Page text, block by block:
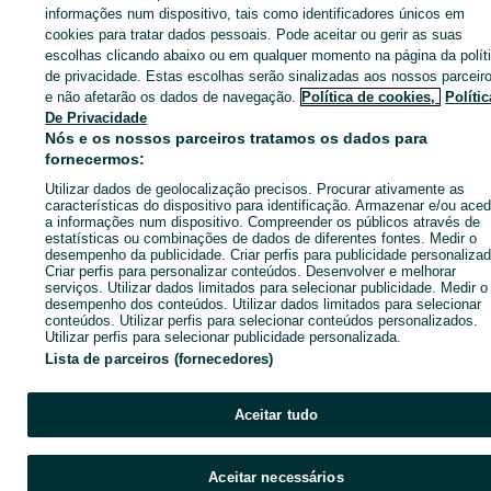
Animais
Lumiar
CATEGORIA
633247618 Cliques:
Enviar mensagem
informações num dispositivo, tais como identificadores únicos em
cookies para tratar dados pessoais. Pode aceitar ou gerir as suas
escolhas clicando abaixo ou em qualquer momento na página da
de privacidade. Estas escolhas serão sinalizadas aos nossos
e não afetarão os dados de navegação. Política de cookies,
De Privacidade
Nós e os nossos parceiros tratamos os dados para
fornecermos:
Utilizar dados de geolocalização precisos. Procurar ativamente as
características do dispositivo para identificação. Armazenar e/ou
a informações num dispositivo. Compreender os públicos através de
estatísticas ou combinações de dados de diferentes fontes. Medir o
desempenho da publicidade. Criar perfis para publicidade
Criar perfis para personalizar conteúdos. Desenvolver e melhorar
serviços. Utilizar dados limitados para selecionar publicidade. Medir o
desempenho dos conteúdos. Utilizar dados limitados para selecionar
conteúdos. Utilizar perfis para selecionar conteúdos personalizados.
Utilizar perfis para selecionar publicidade personalizada.
Lista de parceiros (fornecedores)
Aceitar tudo
Aceitar necessários